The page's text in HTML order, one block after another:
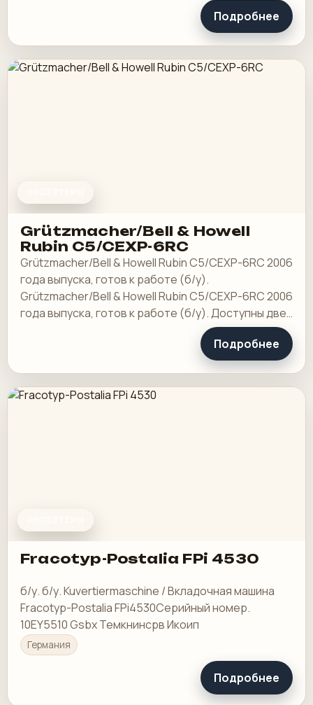
Подробнее
Grützmacher/Bell & Howell
Rubin C5/CEXP-6RC
Grützmacher/Bell & Howell Rubin C5/CEXP-6RC 2006
года выпуска, готов к работе (б/у).
Grützmacher/Bell & Howell Rubin C5/CEXP-6RC 2006
года выпуска, готов к работе (б/у). Доступны две
машины для вставки. 1) Грюцмахер Рубин С5…
Подробнее
Fracotyp-Postalia FPi 4530
б/у. б/у. Kuvertiermaschine / Вкладочная машина
Fracotyp-Postalia FPi4530Серийный номер.
10EY5510 Gsbx Темкнинсрв Икоип
Германия
Подробнее